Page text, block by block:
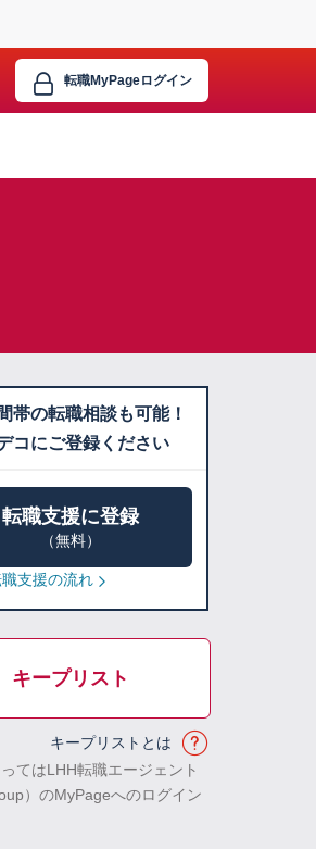
転職MyPageログイン
帯の転職相談も可能！
コにご登録ください
転職支援に登録
（無料）
支援の流れ
キープリスト
キープリストとは
てはLHH転職エージェント
）のMyPageへのログイン